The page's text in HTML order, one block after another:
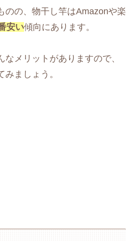
のの、物干し竿はAmazonや楽
安い傾向にあります。
メリットがありますので、
ましょう。